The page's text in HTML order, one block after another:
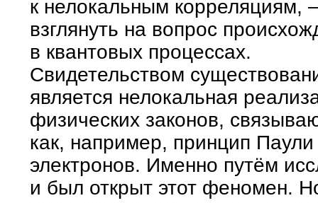
к нелокальным корреляциям,
взглянуть на вопрос
в квантовых процессах.
Свидетельством
является нелокальная
физических законов,
как, например, принцип
электронов. Именно путём
и был открыт этот феномен.